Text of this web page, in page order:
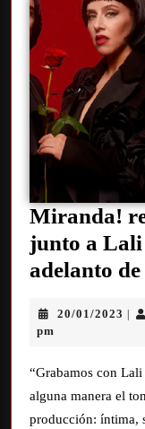
Miranda!
junto a Lali
adelanto
20/01/2023
pm
“Grabamos con
alguna manera el
producción: íntima,